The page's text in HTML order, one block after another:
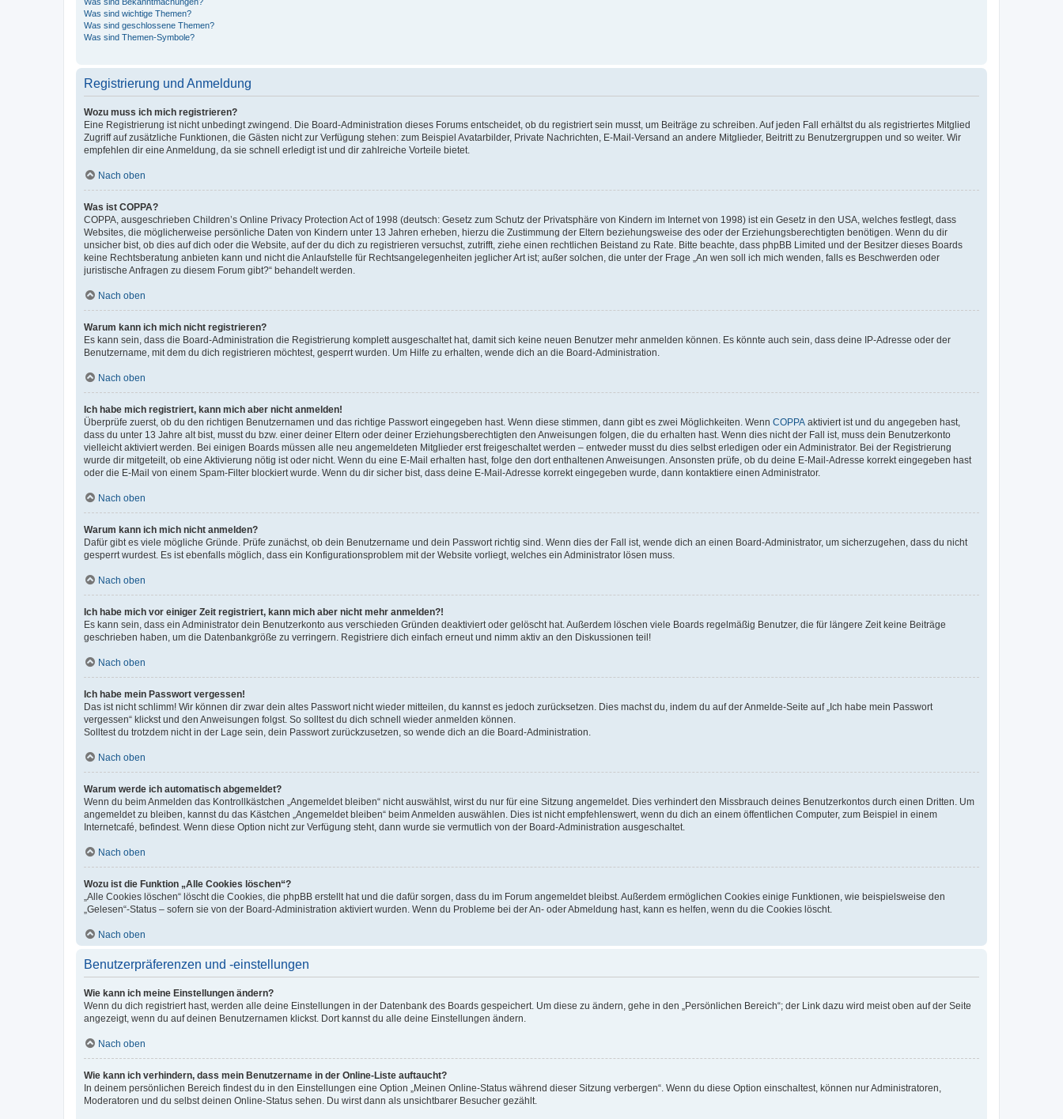
Was sind wichtige Themen?
Was sind geschlossene Themen?
Was sind Themen-Symbole?
Registrierung und Anmeldung
Wozu muss ich mich registrieren?
Eine Registrierung ist nicht unbedingt zwingend. Die Board-Administration dieses Forums entscheidet, ob du registriert sein musst, um Beiträge zu schreiben. Auf jeden Fall erhältst du als registriertes Mitglied
Zugriff auf zusätzliche Funktionen, die Gästen nicht zur Verfügung stehen: zum Beispiel Avatarbilder, Private Nachrichten, E-Mail-Versand an andere Mitglieder, Beitritt zu Benutzergruppen und so weiter. Wir
empfehlen dir eine Anmeldung, da sie schnell erledigt ist und dir zahlreiche Vorteile bietet.
Nach oben
Was ist COPPA?
COPPA, ausgeschrieben Children’s Online Privacy Protection Act of 1998 (deutsch: Gesetz zum Schutz der Privatsphäre von Kindern im Internet von 1998) ist ein Gesetz in den USA, welches festlegt, dass
Websites, die möglicherweise persönliche Daten von Kindern unter 13 Jahren erheben, hierzu die Zustimmung der Eltern beziehungsweise des oder der Erziehungsberechtigten benötigen. Wenn du dir
unsicher bist, ob dies auf dich oder die Website, auf der du dich zu registrieren versuchst, zutrifft, ziehe einen rechtlichen Beistand zu Rate. Bitte beachte, dass phpBB Limited und der Besitzer dieses Boards
keine Rechtsberatung anbieten kann und nicht die Anlaufstelle für Rechtsangelegenheiten jeglicher Art ist; außer solchen, die unter der Frage „An wen soll ich mich wenden, falls es Beschwerden oder
juristische Anfragen zu diesem Forum gibt?“ behandelt werden.
Nach oben
Warum kann ich mich nicht registrieren?
Es kann sein, dass die Board-Administration die Registrierung komplett ausgeschaltet hat, damit sich keine neuen Benutzer mehr anmelden können. Es könnte auch sein, dass deine IP-Adresse oder der
Benutzername, mit dem du dich registrieren möchtest, gesperrt wurden. Um Hilfe zu erhalten, wende dich an die Board-Administration.
Nach oben
Ich habe mich registriert, kann mich aber nicht anmelden!
Überprüfe zuerst, ob du den richtigen Benutzernamen und das richtige Passwort eingegeben hast. Wenn diese stimmen, dann gibt es zwei Möglichkeiten. Wenn COPPA aktiviert ist und du angegeben hast,
dass du unter 13 Jahre alt bist, musst du bzw. einer deiner Eltern oder deiner Erziehungsberechtigten den Anweisungen folgen, die du erhalten hast. Wenn dies nicht der Fall ist, muss dein Benutzerkonto
vielleicht aktiviert werden. Bei einigen Boards müssen alle neu angemeldeten Mitglieder erst freigeschaltet werden – entweder musst du dies selbst erledigen oder ein Administrator. Bei der Registrierung
wurde dir mitgeteilt, ob eine Aktivierung nötig ist oder nicht. Wenn du eine E-Mail erhalten hast, folge den dort enthaltenen Anweisungen. Ansonsten prüfe, ob du deine E-Mail-Adresse korrekt eingegeben hast
oder die E-Mail von einem Spam-Filter blockiert wurde. Wenn du dir sicher bist, dass deine E-Mail-Adresse korrekt eingegeben wurde, dann kontaktiere einen Administrator.
Nach oben
Warum kann ich mich nicht anmelden?
Dafür gibt es viele mögliche Gründe. Prüfe zunächst, ob dein Benutzername und dein Passwort richtig sind. Wenn dies der Fall ist, wende dich an einen Board-Administrator, um sicherzugehen, dass du nicht
gesperrt wurdest. Es ist ebenfalls möglich, dass ein Konfigurationsproblem mit der Website vorliegt, welches ein Administrator lösen muss.
Nach oben
Ich habe mich vor einiger Zeit registriert, kann mich aber nicht mehr anmelden?!
Es kann sein, dass ein Administrator dein Benutzerkonto aus verschieden Gründen deaktiviert oder gelöscht hat. Außerdem löschen viele Boards regelmäßig Benutzer, die für längere Zeit keine Beiträge
geschrieben haben, um die Datenbankgröße zu verringern. Registriere dich einfach erneut und nimm aktiv an den Diskussionen teil!
Nach oben
Ich habe mein Passwort vergessen!
Das ist nicht schlimm! Wir können dir zwar dein altes Passwort nicht wieder mitteilen, du kannst es jedoch zurücksetzen. Dies machst du, indem du auf der Anmelde-Seite auf „Ich habe mein Passwort
vergessen“ klickst und den Anweisungen folgst. So solltest du dich schnell wieder anmelden können.
Solltest du trotzdem nicht in der Lage sein, dein Passwort zurückzusetzen, so wende dich an die Board-Administration.
Nach oben
Warum werde ich automatisch abgemeldet?
Wenn du beim Anmelden das Kontrollkästchen „Angemeldet bleiben“ nicht auswählst, wirst du nur für eine Sitzung angemeldet. Dies verhindert den Missbrauch deines Benutzerkontos durch einen Dritten. Um
angemeldet zu bleiben, kannst du das Kästchen „Angemeldet bleiben“ beim Anmelden auswählen. Dies ist nicht empfehlenswert, wenn du dich an einem öffentlichen Computer, zum Beispiel in einem
Internetcafé, befindest. Wenn diese Option nicht zur Verfügung steht, dann wurde sie vermutlich von der Board-Administration ausgeschaltet.
Nach oben
Wozu ist die Funktion „Alle Cookies löschen“?
„Alle Cookies löschen“ löscht die Cookies, die phpBB erstellt hat und die dafür sorgen, dass du im Forum angemeldet bleibst. Außerdem ermöglichen Cookies einige Funktionen, wie beispielsweise den
„Gelesen“-Status – sofern sie von der Board-Administration aktiviert wurden. Wenn du Probleme bei der An- oder Abmeldung hast, kann es helfen, wenn du die Cookies löscht.
Nach oben
Benutzerpräferenzen und -einstellungen
Wie kann ich meine Einstellungen ändern?
Wenn du dich registriert hast, werden alle deine Einstellungen in der Datenbank des Boards gespeichert. Um diese zu ändern, gehe in den „Persönlichen Bereich“; der Link dazu wird meist oben auf der Seite
angezeigt, wenn du auf deinen Benutzernamen klickst. Dort kannst du alle deine Einstellungen ändern.
Nach oben
Wie kann ich verhindern, dass mein Benutzername in der Online-Liste auftaucht?
In deinem persönlichen Bereich findest du in den Einstellungen eine Option „Meinen Online-Status während dieser Sitzung verbergen“. Wenn du diese Option einschaltest, können nur Administratoren,
Moderatoren und du selbst deinen Online-Status sehen. Du wirst dann als unsichtbarer Besucher gezählt.